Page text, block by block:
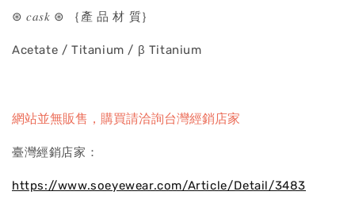
⊛ 𝑐𝑎𝑠𝑘 ⊛ ｛產 品 材 質｝
Acetate / Titanium / β Titanium
網站並無販售，購買請洽詢台灣經銷店家
臺灣經銷店家：
https://www.soeyewear.com/Article/Detail/3483